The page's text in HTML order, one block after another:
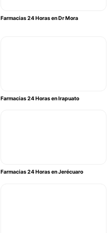
Farmacias 24 Horas en Dr Mora
Farmacias 24 Horas en Irapuato
Farmacias 24 Horas en Jerécuaro